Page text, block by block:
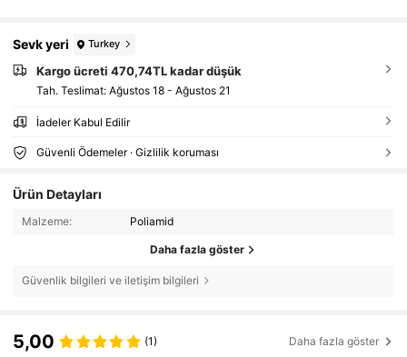
Sevk yeri Turkey
Kargo ücreti 470,74TL kadar düşük
Tah. Teslimat: Ağustos 18 - Ağustos 21
İadeler Kabul Edilir
Güvenli Ödemeler · Gizlilik koruması
Ürün Detayları
Malzeme: Poliamid
Daha fazla göster
Güvenlik bilgileri ve iletişim bilgileri
5,00 (1) Daha fazla göster